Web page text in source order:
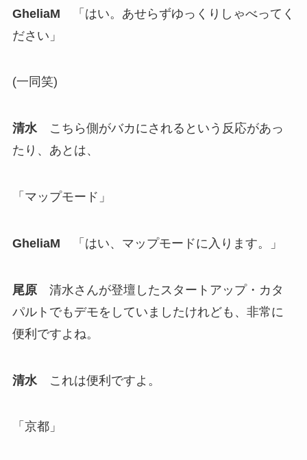
GheliaM 「はい。あせらずゆっくりしゃべってく
ださい」
(一同笑)
清水こちら側がバカにされるという反応があっ
たり、あとは、
「マップモード」
GheliaM 「はい、マップモードに入ります。」
尾原清水さんが登壇したスタートアップ・カタ
パルトでもデモをしていましたけれども、非常に
便利ですよね。
清水これは便利ですよ。
「京都」